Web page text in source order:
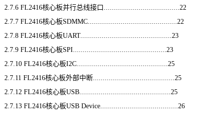
2.7.6 FL2416核心板并行总线接口.......................................22
2.7.7 FL2416核心板SDMMC..............................................22
2.7.8 FL2416核心板UART...............................................23
2.7.9 FL2416核心板SPI................................................23
2.7.10 FL2416核心板I2C...............................................25
2.7.11 FL2416核心板外部中断..........................................25
2.7.12 FL2416核心板USB...............................................25
2.7.13 FL2416核心板USB Device........................................26